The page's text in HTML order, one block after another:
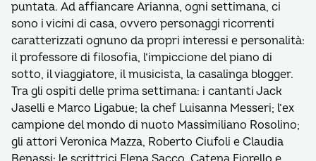
puntata. Ad affiancare Arianna, ogni settimana, ci
sono i vicini di casa, ovvero personaggi ricorrenti
caratterizzati ognuno da propri interessi e personalità:
il professore di filosofia, l’impiccione del piano di
sotto, il viaggiatore, il musicista, la casalinga blogger.
Tra gli ospiti delle prima settimana: i cantanti Jack
Jaselli e Marco Ligabue; la chef Luisanna Messeri; l’ex
campione del mondo di nuoto Massimiliano Rosolino;
gli attori Veronica Mazza, Roberto Ciufoli e Claudia